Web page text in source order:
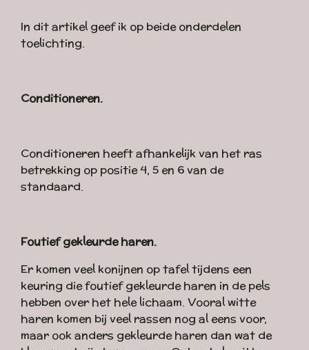
In dit artikel geef ik op beide onderdelen
toelichting.
Conditioneren.
Conditioneren heeft afhankelijk van het ras
betrekking op positie 4, 5 en 6 van de
standaard.
Foutief gekleurde haren.
Er komen veel konijnen op tafel tijdens een
keuring die foutief gekleurde haren in de pels
hebben over het hele lichaam. Vooral witte
haren komen bij veel rassen nog al eens voor,
maar ook anders gekleurde haren dan wat de